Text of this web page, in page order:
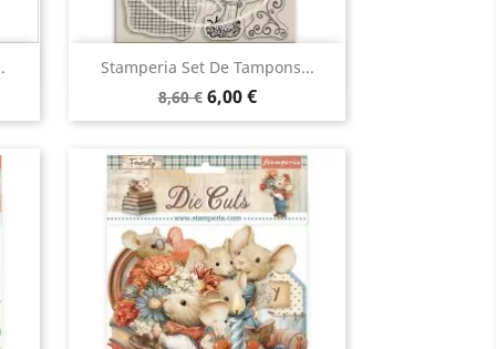
Stamperia Set De Tampons...
8,60 € 6,00 €
Aperçu rapide